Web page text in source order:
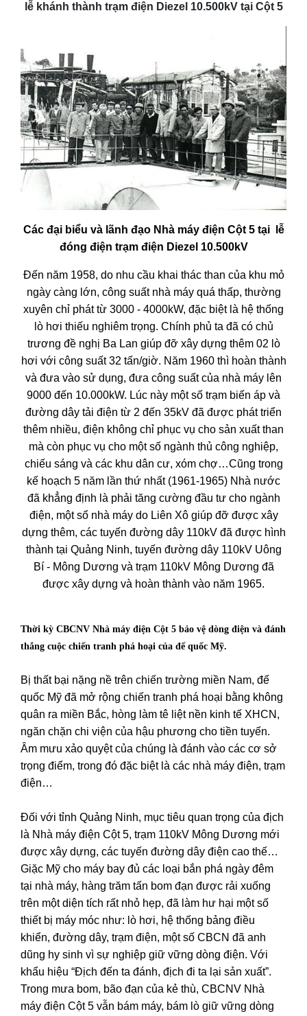
lễ khánh thành trạm điện Diezel 10.500kV tại Cột 5
Các đại biểu và lãnh đạo Nhà máy điện Cột 5 tại lễ
đóng điện trạm điện Diezel 10.500kV
Đến năm 1958, do nhu cầu khai thác than của khu mỏ
ngày càng lớn, công suất nhà máy quá thấp, thường
xuyên chỉ phát từ 3000 - 4000kW, đặc biệt là hệ thống
lò hơi thiếu nghiêm trọng. Chính phủ ta đã có chủ
trương đề nghị Ba Lan giúp đỡ xây dựng thêm 02 lò
hơi với công suất 32 tấn/giờ. Năm 1960 thì hoàn thành
và đưa vào sử dụng, đưa công suất của nhà máy lên
9000 đến 10.000kW. Lúc này một số trạm biến áp và
đường dây tải điện từ 2 đến 35kV đã được phát triển
thêm nhiều, điện không chỉ phục vụ cho sản xuất than
mà còn phục vụ cho một số ngành thủ công nghiệp,
chiếu sáng và các khu dân cư, xóm chợ…Cũng trong
kế hoạch 5 năm lần thứ nhất (1961-1965) Nhà nước
đã khẳng định là phải tăng cường đầu tư cho ngành
điện, một số nhà máy do Liên Xô giúp đỡ được xây
dựng thêm, các tuyến đường dây 110kV đã được hình
thành tại Quảng Ninh, tuyến đường dây 110kV Uông
Bí - Mông Dương và trạm 110kV Mông Dương đã
được xây dựng và hoàn thành vào năm 1965.
Thời kỳ CBCNV Nhà máy điện Cột 5 bảo vệ dòng điện và đánh
thắng cuộc chiến tranh phá hoại của đế quốc Mỹ.
Bị thất bại nặng nề trên chiến trường miền Nam, đế
quốc Mỹ đã mở rộng chiến tranh phá hoại bằng không
quân ra miền Bắc, hòng làm tê liệt nền kinh tế XHCN,
ngăn chặn chi viện của hậu phương cho tiền tuyến.
Âm mưu xảo quyệt của chúng là đánh vào các cơ sở
trọng điểm, trong đó đặc biệt là các nhà máy điện, trạm
điện…
Đối với tỉnh Quảng Ninh, mục tiêu quan trọng của địch
là Nhà máy điện Cột 5, trạm 110kV Mông Dương mới
được xây dựng, các tuyến đường dây điện cao thế…
Giặc Mỹ cho máy bay đủ các loại bắn phá ngày đêm
tại nhà máy, hàng trăm tấn bom đạn được rải xuống
trên một diện tích rất nhỏ hẹp, đã làm hư hại một số
thiết bị máy móc như: lò hơi, hệ thống bảng điều
khiển, đường dây, trạm điện, một số CBCN đã anh
dũng hy sinh vì sự nghiệp giữ vững dòng điện. Với
khẩu hiệu “Địch đến ta đánh, địch đi ta lại sản xuất”.
Trong mưa bom, bão đạn của kẻ thù, CBCNV Nhà
máy điện Cột 5 vẫn bám máy, bám lò giữ vững dòng